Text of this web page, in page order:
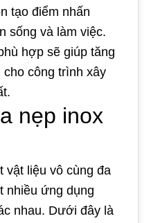
tạo điểm nhấn
sống và làm việc.
hợp sẽ giúp tăng
công trình xây
nẹp inox
vật liệu vô cùng đa
nhiều ứng dụng
nhau. Dưới đây là